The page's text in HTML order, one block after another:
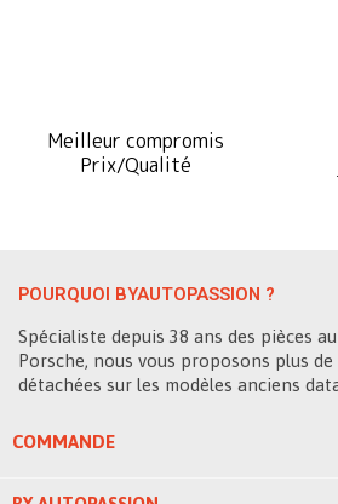
Meilleur compromis
Prix/Qualité
POURQUOI BYAUTOPASSION ?
Spécialiste depuis 38 ans des pièces
Porsche, nous vous proposons plus de
détachées sur les modèles anciens
COMMANDE